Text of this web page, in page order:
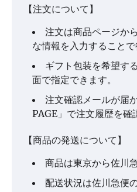
【注文について】
注文は商品ページか
な情報を入力することで
ギフト包装を希望す
面で指定できます。
注文確認メールが届
PAGE」で注文履歴を確
【商品の発送について】
商品は東京から佐川
配送状況は佐川急便